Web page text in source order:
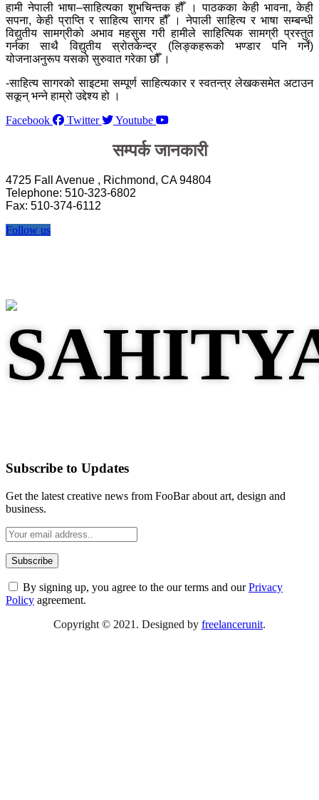
हामी नेपाली भाषा–साहित्यका शुभचिन्तक हौँ । पाठकका केही भावना, केही
सपना, केही प्राप्ति र साहित्य सागर हौँ । नेपाली साहित्य र भाषा सम्बन्धी
विद्युतीय सामग्रीको अभाव महसुस गरी हामीले साहित्यिक सामग्री प्रस्तुत
गर्नका साथै विद्युतीय स्रोतकेन्द्र (लिङ्कहरूको भण्डार पनि गर्ने)
योजनाअनुरूप यसको सुरुवात गरेका छौँ ।
-साहित्य सागरको साइटमा सम्पूर्ण साहित्यकार र स्वतन्त्र लेखकसमेत अटाउन
सकून् भन्ने हाम्रो उद्देश्य हो ।
Facebook
Twitter Youtube
सम्पर्क जानकारी
4725 Fall Avenue , Richmond, CA 94804
Telephone: 510-323-6802
Fax: 510-374-6112
Follow us
Subscribe to Updates
Get the latest creative news from FooBar about art, design and
business.
By signing up, you agree to the our terms and ourPrivacy
Policy agreement.
Copyright © 2021. Designed by freelancerunit.